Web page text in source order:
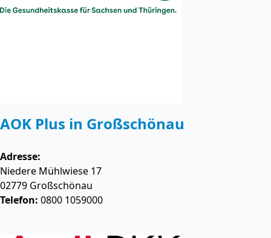
AOK Plus in Großschönau
Adresse:
Niedere Mühlwiese 17
02779 Großschönau
Telefon: 0800 1059000